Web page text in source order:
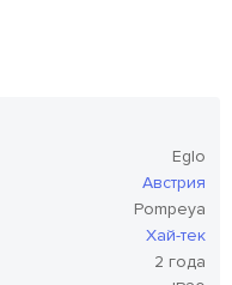
Eglo
Австрия
Pompeya
Хай-тек
2 года